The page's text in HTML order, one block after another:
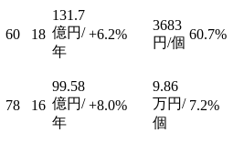
60 18
131.7
億円/
年
+6.2%
3683
円/個
60.7%
78 16
99.58
億円/
年
+8.0%
9.86
万円/
個
7.2%